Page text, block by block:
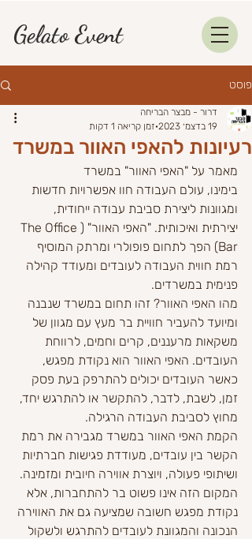
Gelato Event
פוסט
רעיונות להאפי האוור במשרד
דרור - מבצר הבריחה
19 בדצמ׳ 2023
זמן קריאה 1 דקות
מאמר על "האפי האוור" במשרד
בימינו, עולם העבודה חוו אפשרויות חדשות
ומגוונות ליצירת סביבת עבודה ייחודית,
יצירתית ואיכותית. "האפי האוור" (The Office
Bar) הפך לתחום פופולרי ומרתק המוסיף
רמת חווית העבודה לעובדים ומעודד קהילה
פנימית במשרדים.
מהו האפי האוור? זהו תחום במשרד שנבנה
ומיועד להעביר חוויית בר מעץ עם מגוון של
משקאות מרעננים, קרים וחמים, לרווחת
העובדים. האפי האוור הוא נקודת מפגש,
כאשר העובדים יכולים להתרפק בעת פסק
זמן, לשבת, לדבר, להתקשר או להתרגש יחד,
מחוץ לסביבת העבודה הרגילה.
הקמת האפי האוור במשרד מגבירה את רמת
הקשר בין עובדים, מעודדת פגישות חברתיות
ושיתופי פעולה, ויוצרת אווירה חיובית ומזמינה.
המקום הזה אינו פשוט בר להתחברות, אלא
נקודת מפגש חשובה שמציעה גם את האווירה
הנכונה והמגוונת לעובדים להתרגש ולשקול